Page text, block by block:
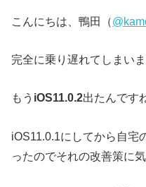
こんにちは、鴨田（
完全に乗り遅れてしまいま
もう iOS11.0.2出たんです
iOS11.0.1にしてから自宅
ったのでそれの改善策に